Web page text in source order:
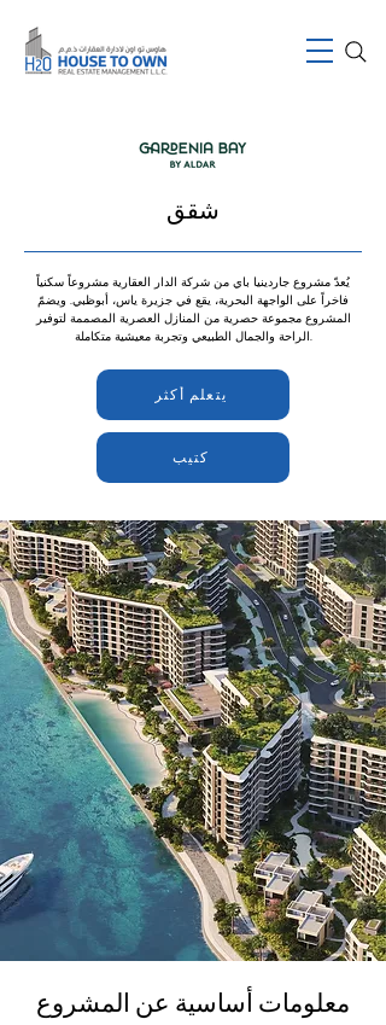
شقق
يُعدّ مشروع جاردينيا باي من شركة الدار العقارية مشروعاً سكنياً
فاخراً على الواجهة البحرية، يقع في جزيرة ياس، أبوظبي. ويضمّ
المشروع مجموعة حصرية من المنازل العصرية المصممة لتوفير
يتعلم أكثر
كتيب
معلومات أساسية عن المشروع